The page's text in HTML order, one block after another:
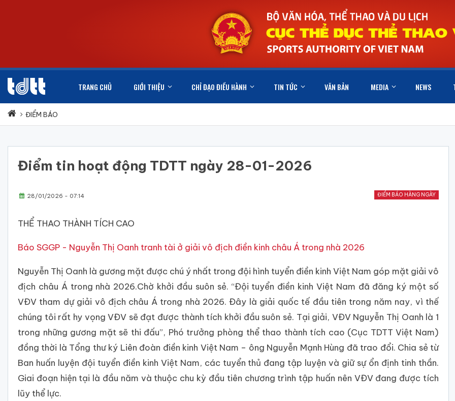
TRANG CHỦ GIỚI THIỆU CHỈ ĐẠO ĐIỀU HÀNH TIN TỨC VĂN BẢN MEDIA NEWS
ĐIỂM BÁO
Điểm tin hoạt động TDTT ngày 28-01-2026
ĐIỂM BÁO HÀNG NGÀY
28/01/2026 - 07:14
THỂ THAO THÀNH TÍCH CAO
Báo SGGP - Nguyễn Thị Oanh tranh tài ở giải vô địch điền kinh châu Á trong nhà 2026
Nguyễn Thị Oanh là gương mặt được chú ý nhất trong đội hình tuyển điền kinh Việt Nam góp mặt giải vô
địch châu Á trong nhà 2026.Chờ khởi đầu suôn sẻ. “Đội tuyển điền kinh Việt Nam đã đăng ký một số
VĐV tham dự giải vô địch châu Á trong nhà 2026. Đây là giải quốc tế đầu tiên trong năm nay, vì thế
chúng tôi rất hy vọng VĐV sẽ đạt được thành tích khởi đầu suôn sẻ. Tại giải, VĐV Nguyễn Thị Oanh là 1
trong những gương mặt sẽ thi đấu”, Phó trưởng phòng thể thao thành tích cao (Cục TDTT Việt Nam)
đồng thời là Tổng thư ký Liên đoàn điền kinh Việt Nam – ông Nguyễn Mạnh Hùng đã trao đổi. Chia sẻ từ
Ban huấn luyện đội tuyển điền kinh Việt Nam, các tuyển thủ đang tập luyện và giữ sự ổn định tinh thần.
Giai đoạn hiện tại là đầu năm và thuộc chu kỳ đầu tiên chương trình tập huấn nên VĐV đang được tích
lũy thể lực.